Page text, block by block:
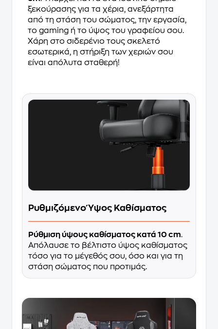
ξεκούρασης για τα χέρια, ανεξάρτητα
από τη στάση του σώματος, την εργασία,
το gaming ή το ύψος του γραφείου σου.
Χάρη στο σιδερένιο τους σκελετό
εσωτερικά, η στήριξη των χεριών σου
είναι απόλυτα σταθερή!
Ρυθμιζόμενο Ύψος Καθίσματος
Ρύθμιση ύψους καθίσματος κατά 10 cm.
Απόλαυσε το βέλτιστο ύψος καθίσματος
τόσο για το μέγεθός σου, όσο και για τη
στάση σώματος που προτιμάς.